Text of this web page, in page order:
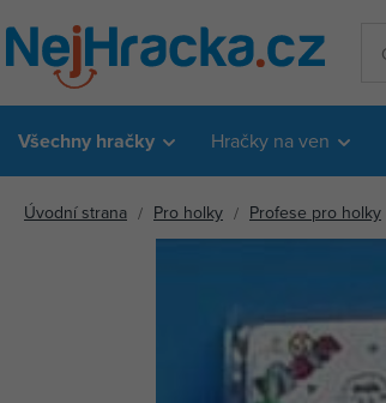
Všechny hračky Hračky na ven
Úvodní strana Pro holky Profese pro holky